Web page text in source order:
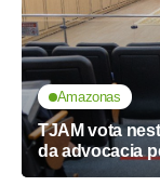
Amazonas
TJAM vota
da advocacia